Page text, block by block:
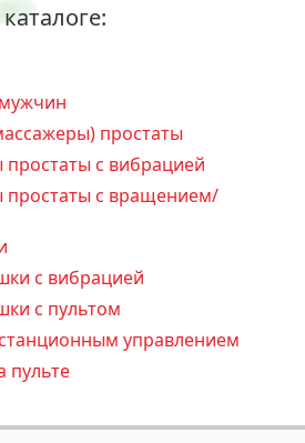
простаты
с вибрацией
простаты с вращением/
с вибрацией
с пультом
управлением
пульте